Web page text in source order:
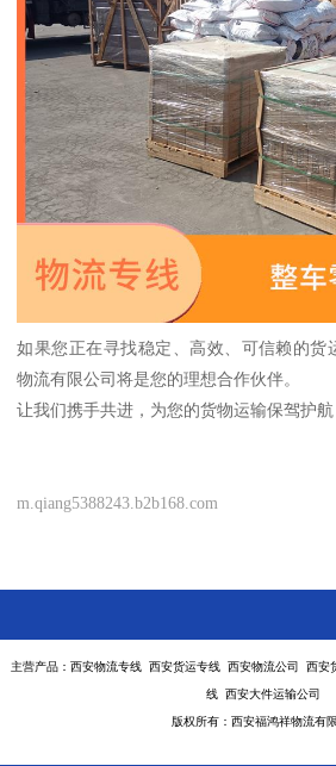
如果您正在寻找稳定、高效、可信赖的货
物流有限公司将是您的理想合作伙伴。
让我们携手共进，为您的货物运输保驾护航
m.qiang5388243.b2b168.com
主营产品：西安物流专线 西安货运专线 西安物流公司 西
线 西安大件运输公司
版权所有：西安福鸿祥物流有